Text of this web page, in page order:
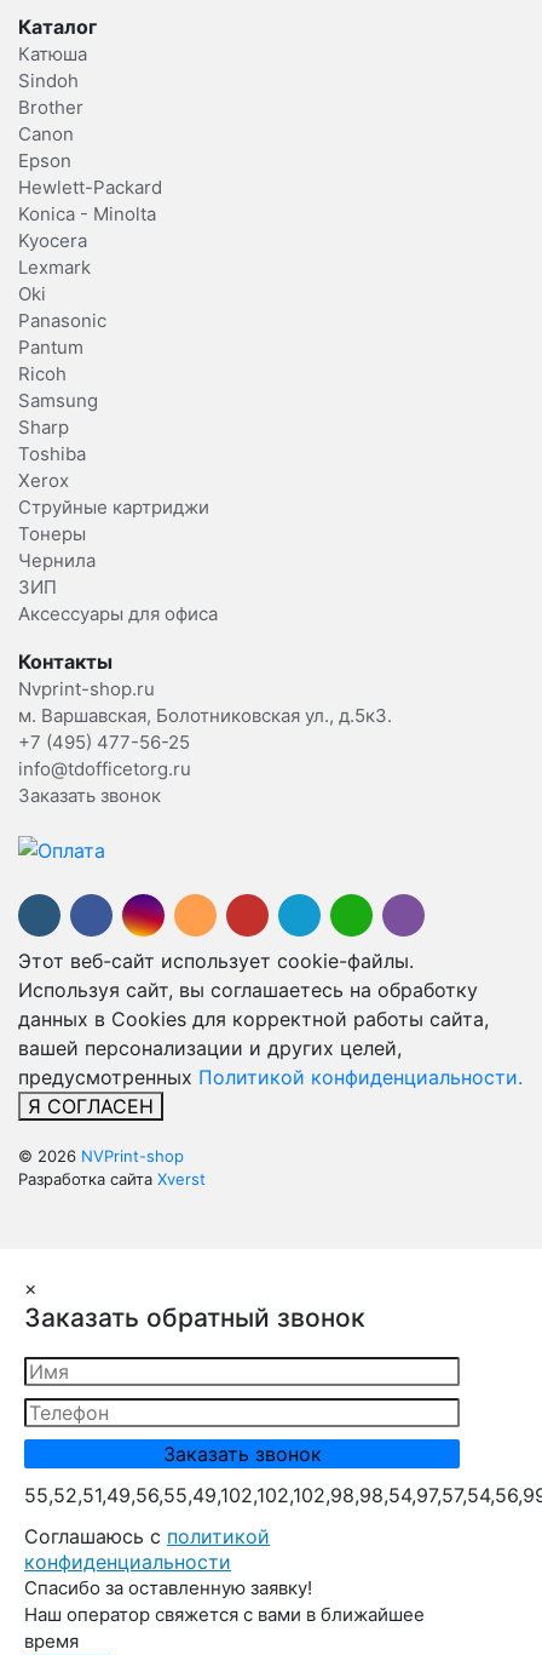
Каталог
Катюша
Sindoh
Brother
Canon
Epson
Hewlett-Packard
Konica - Minolta
Kyocera
Lexmark
Oki
Panasonic
Pantum
Ricoh
Samsung
Sharp
Toshiba
Xerox
Струйные картриджи
Тонеры
Чернила
ЗИП
Аксессуары для офиса
Контакты
Nvprint-shop.ru
м. Варшавская, Болотниковская ул., д.5к3.
+7 (495) 477-56-25
info@tdofficetorg.ru
Заказать звонок
Этот веб-сайт использует cookie-файлы.
Используя сайт, вы соглашаетесь на обработку
данных в Cookies для корректной работы сайта,
вашей персонализации и других целей,
предусмотренных Политикой конфиденциальности.
Я СОГЛАСЕН
© 2026 NVPrint-shop
Разработка сайта Xverst
×
Заказать обратный звонок
Cоглашаюсь с политикой
конфиденциальности
Спасибо за оставленную заявку!
Наш оператор свяжется с вами в ближайшее
время